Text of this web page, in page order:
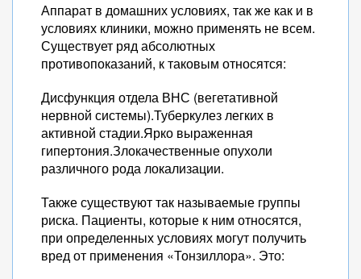
Аппарат в домашних условиях, так же как и в
условиях клиники, можно применять не всем.
Существует ряд абсолютных
противопоказаний, к таковым относятся:
Дисфункция отдела ВНС (вегетативной
нервной системы).Туберкулез легких в
активной стадии.Ярко выраженная
гипертония.Злокачественные опухоли
различного рода локализации.
Также существуют так называемые группы
риска. Пациенты, которые к ним относятся,
при определенных условиях могут получить
вред от применения «Тонзиллора». Это: